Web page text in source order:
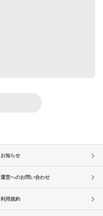
お知らせ
運営へのお問い合わせ
利用規約